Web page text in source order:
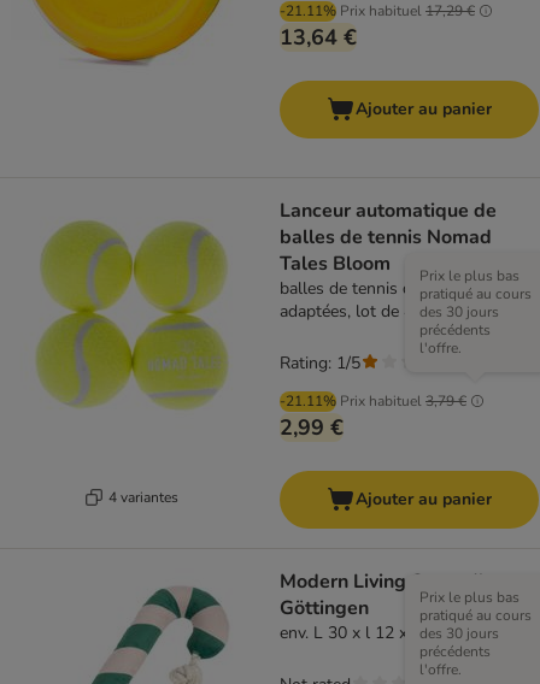
-21.11% Prix habituel17,29 €
13,64 €
Ajouter au panier
4 variantes
Lanceur automatique de
balles de tennis Nomad
Tales Bloom
balles de tennis de rechange
adaptées, lot de 4, Ø 6,3 cm
-21.11% Prix habituel3,79 €
Prix le plus bas
pratiqué au cours
des 30 jours
précédents
l'offre.
2,99 €
Rating: 1/5
Ajouter au panier
Modern Living Sucre d'orge
Göttingen
env. L 30 x l 12 x H 4 cm
Prix le plus bas
pratiqué au cours
des 30 jours
précédents
l'offre.